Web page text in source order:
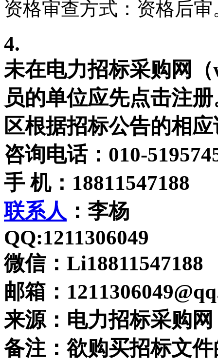
资格审查方式： 资格后审
4.
未在电力招标采购网
员的单位应先点击注
区根据招标公告的相
咨询电话：010-
手 机：18811547188
联系人 ：李杨
QQ:1211306049
微信：Li18811547188
邮箱：
来源：电力招标采购网
备注：欲购买招标文